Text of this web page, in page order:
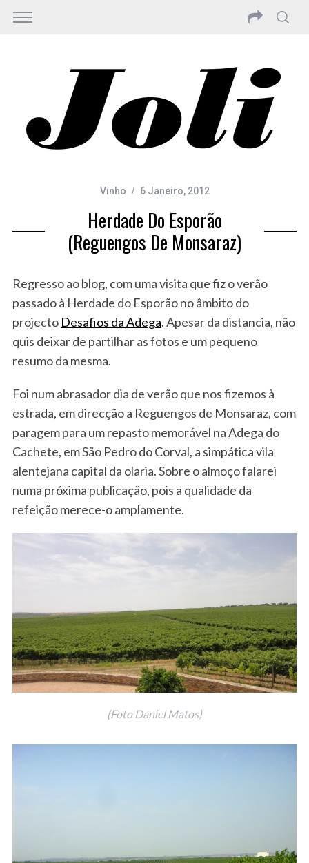
Vinho 6 Janeiro, 2012
Herdade Do Esporão
(Reguengos De Monsaraz)
Regresso ao blog, com uma visita que fiz o verão
passado à Herdade do Esporão no âmbito do
projecto Desafios da Adega. Apesar da distancia, não
quis deixar de partilhar as fotos e um pequeno
resumo da mesma.
Foi num abrasador dia de verão que nos fizemos à
estrada, em direcção a Reguengos de Monsaraz, com
paragem para um repasto memorável na Adega do
Cachete, em São Pedro do Corval, a simpática vila
alentejana capital da olaria. Sobre o almoço falarei
numa próxima publicação, pois a qualidade da
refeição merece-o amplamente.
(Foto Daniel Matos)